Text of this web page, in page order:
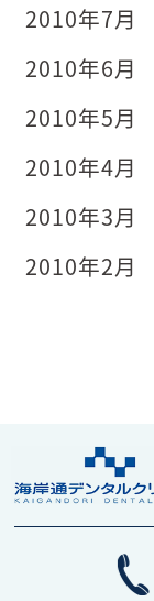
2010年7月
2010年6月
2010年5月
2010年4月
2010年3月
2010年2月